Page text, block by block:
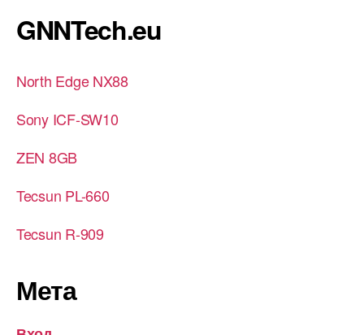
GNNTech.eu
North Edge NX88
Sony ICF-SW10
ZEN 8GB
Tecsun PL-660
Tecsun R-909
Мета